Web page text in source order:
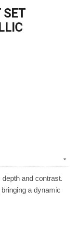
SET
and contrast.
a dynamic